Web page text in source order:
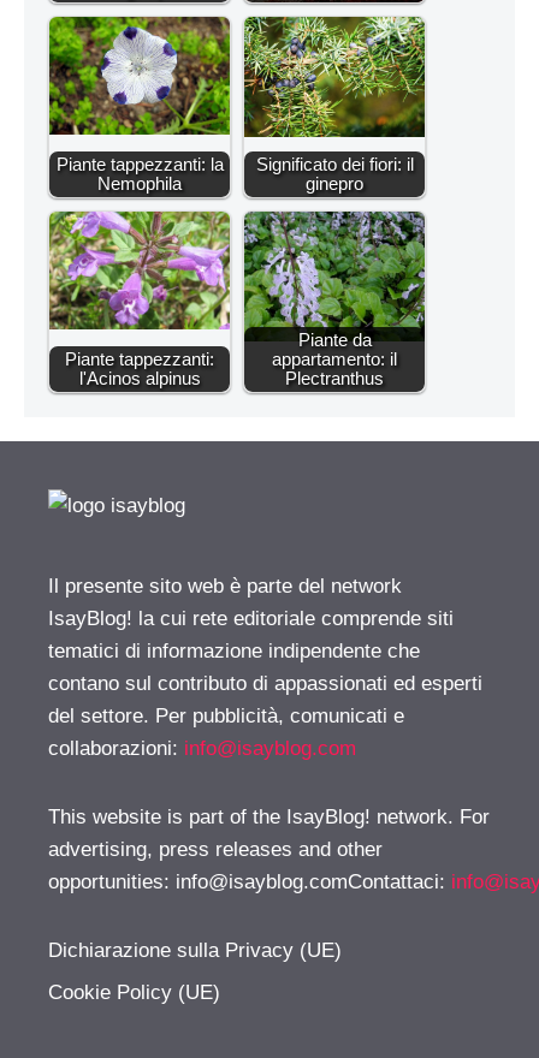
Piante tappezzanti: la
Nemophila
Significato dei fiori: il
ginepro
Piante tappezzanti:
l'Acinos alpinus
Piante da
appartamento: il
Plectranthus
Il presente sito web è parte del network
IsayBlog! la cui rete editoriale comprende siti
tematici di informazione indipendente che
contano sul contributo di appassionati ed esperti
del settore. Per pubblicità, comunicati e
collaborazioni: info@isayblog.com
This website is part of the IsayBlog! network. For
advertising, press releases and other
opportunities: info@isayblog.comContattaci:
Dichiarazione sulla Privacy (UE)
Cookie Policy (UE)